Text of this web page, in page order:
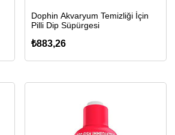
Dophin Akvaryum Temizliği İçin
Pilli Dip Süpürgesi
₺883,26